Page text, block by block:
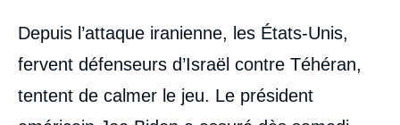
Depuis l’attaque iranienne, les États-Unis,
fervent défenseurs d’Israël contre Téhéran,
tentent de calmer le jeu. Le président